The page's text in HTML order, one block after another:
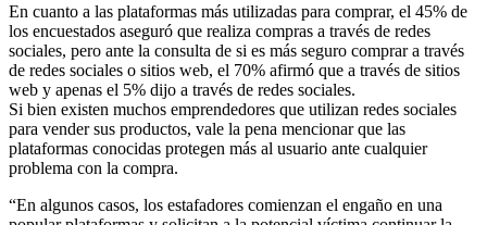
En cuanto a las plataformas más utilizadas para comprar, el 45% de
los encuestados aseguró que realiza compras a través de redes
sociales, pero ante la consulta de si es más seguro comprar a través
de redes sociales o sitios web, el 70% afirmó que a través de sitios
web y apenas el 5% dijo a través de redes sociales.
Si bien existen muchos emprendedores que utilizan redes sociales
para vender sus productos, vale la pena mencionar que las
plataformas conocidas protegen más al usuario ante cualquier
problema con la compra.
“En algunos casos, los estafadores comienzan el engaño en una